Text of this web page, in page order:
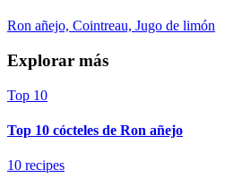
Ron añejo, Cointreau, Jugo de limón
Explorar más
Top 10
Top 10 cócteles de Ron añejo
10 recipes